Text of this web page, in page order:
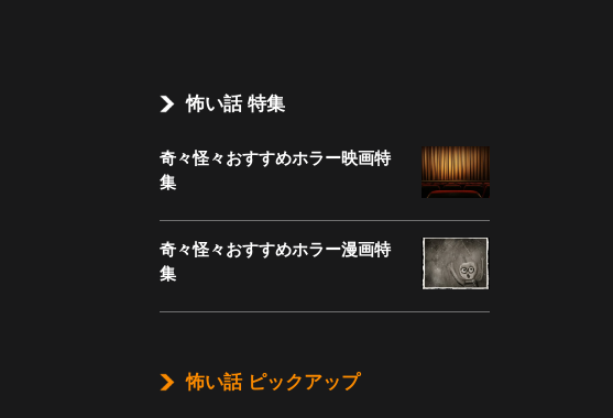
怖い話 特集
奇々怪々おすすめホラー映画特
集
奇々怪々おすすめホラー漫画特
集
怖い話 ピックアップ